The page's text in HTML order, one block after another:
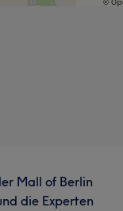
Mall of Berlin
die Experten